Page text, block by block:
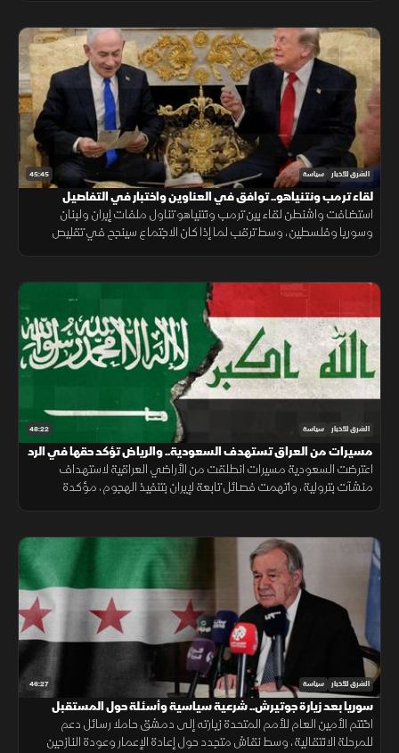
45:45 الشرق للأخبار سياسة
لقاء ترمب ونتنياهو.. توافق في العناوين واختبار في التفاصيل
استضافت واشنطن لقاء بين ترمب ونتنياهو تناول ملفات إيران ولبنان
وسوريا وفلسطين، وسط ترقب لما إذا كان الاجتماع سينجح في تقليص
48:22 الشرق للأخبار سياسة
مسيرات من العراق تستهدف السعودية.. والرياض تؤكد حقها في الرد
اعترضت السعودية مسيرات انطلقت من الأراضي العراقية لاستهداف
منشآت بترولية، واتهمت فصائل تابعة لإيران بتنفيذ الهجوم، مؤكدة
46:27 الشرق للأخبار سياسة
سوريا بعد زيارة جوتيرش.. شرعية سياسية وأسئلة حول المستقبل
اختتم الأمين العام للأمم المتحدة زيارته إلى دمشق حاملا رسائل دعم
للمرحلة الانتقالية، وسط نقاش متجدد حول إعادة الإعمار وعودة النازحين